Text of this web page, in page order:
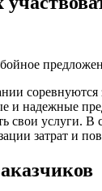
и надежные
услуги.
затрат и